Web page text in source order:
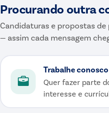
Procurando outra
Candidaturas e propostas
— assim cada mensagem
Trabalhe conosco
Quer fazer parte
interesse e